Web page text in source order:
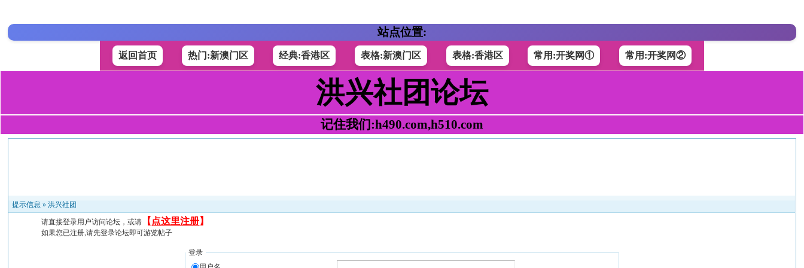
站点位置:
返回首页 热门:新澳门区 经典:香港区 表格:新澳门区 表格:香港区 常用:开奖网① 常用:开奖网②
洪兴社团论坛
记住我们:h490.com,h510.com
提示信息 »洪兴社团
请直接登录用户访问论坛，或请 【 点这里注册】
如果您已注册,请先登录论坛即可游览帖子
登录